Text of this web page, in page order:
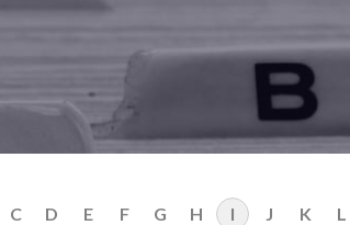
C D E F G H I J K L